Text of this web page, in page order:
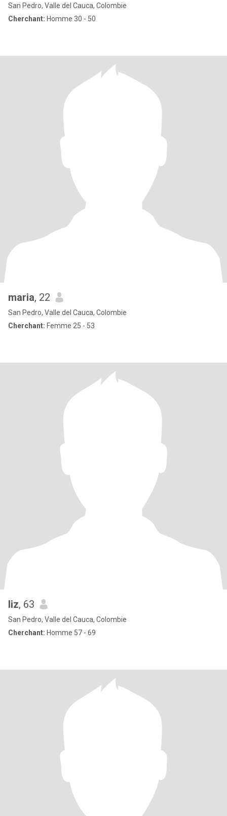
San Pedro, Valle del Cauca, Colombie
Cherchant: Homme 30 - 50
maria, 22
San Pedro, Valle del Cauca, Colombie
Cherchant: Femme 25 - 53
liz, 63
San Pedro, Valle del Cauca, Colombie
Cherchant: Homme 57 - 69